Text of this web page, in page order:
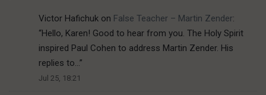
Victor Hafichuk on False Teacher – Martin Zender:
“Hello, Karen! Good to hear from you. The Holy Spirit
inspired Paul Cohen to address Martin Zender. His
replies to… ”
Jul 25, 18:21